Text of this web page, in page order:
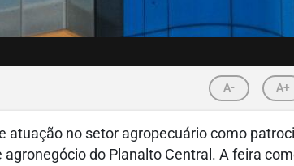
A- A+
atuação no setor agropecuário como
agronegócio do Planalto Central. A feira